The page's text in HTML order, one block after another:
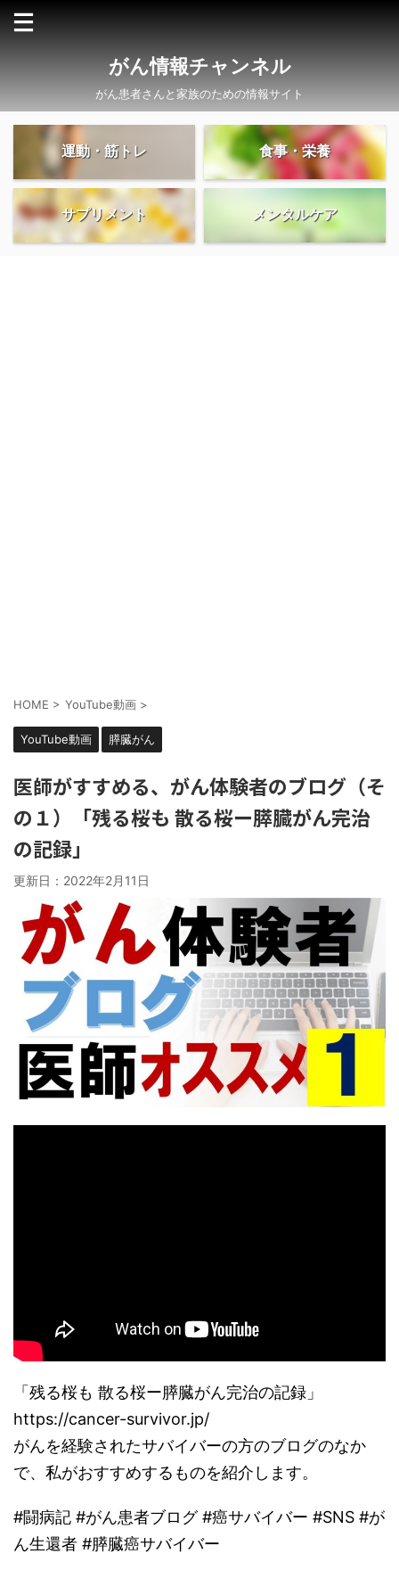
がん情報チャンネル
がん患者さんと家族のための情報サイト
運動・筋トレ 食事・栄養
サプリメント メンタルケア
HOME > YouTube動画 >
YouTube動画 膵臓がん
医師がすすめる、がん体験者のブログ（そ
の１）「残る桜も 散る桜ー膵臓がん完治
の記録」
更新日： 2022年2月11日
「残る桜も 散る桜ー膵臓がん完治の記録」
https://cancer-survivor.jp/
がんを経験されたサバイバーの方のブログのなか
で、私がおすすめするものを紹介します。
#闘病記 #がん患者ブログ #癌サバイバー #SNS #が
ん生還者 #膵臓癌サバイバー